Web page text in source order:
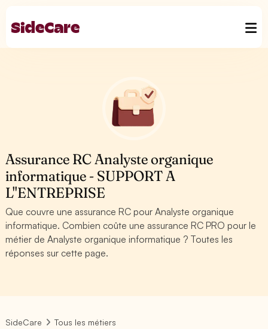
Assurance RC Analyste organique
informatique - SUPPORT A
L''ENTREPRISE
Que couvre une assurance RC pour Analyste organique
informatique. Combien coûte une assurance RC PRO pour le
métier de Analyste organique informatique ? Toutes les
réponses sur cette page.
SideCare
Tous les métiers